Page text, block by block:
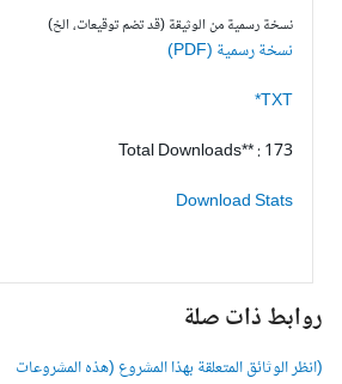
نسخة رسمية من الوثيقة (قد تضم توقيعات، الخ)
نسخة رسمية (PDF)
TXT*
Total Downloads** : 173
Download Stats
روابط ذات صلة
(انظر الوثائق المتعلقة بهذا المشروع (هذه المشروعات